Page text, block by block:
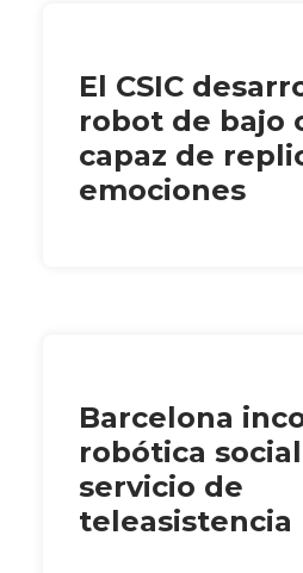
El CSIC
robot de bajo
capaz de
emociones
Barcelona
robótica
servicio de
teleasistencia